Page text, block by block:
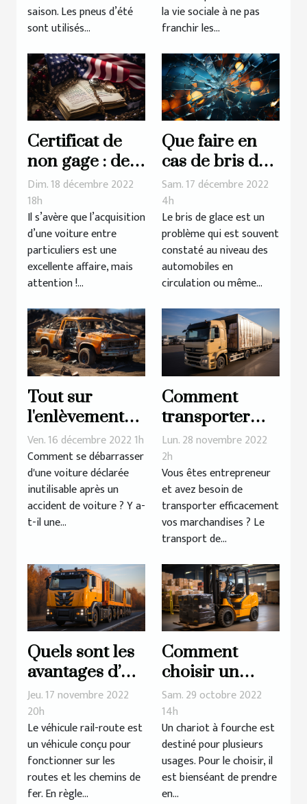
saison. Les pneus d’été
sont utilisés...
la vie sociale à ne pas
franchir les...
Certificat de
non gage : de
quoi s’agit-il
réellement ?
Dim. 18 décembre 2022
18h
Il s’avère que l’acquisition
d’une voiture entre
particuliers est une
excellente affaire, mais
attention !...
Que faire en
cas de bris de
glace ?
Sam. 17 décembre 2022
4h
Le bris de glace est un
problème qui est souvent
constaté au niveau des
automobiles en
circulation ou même...
Tout sur
l'enlèvement
des épaves
Ven. 16 décembre 2022 1h
Comment se débarrasser
d'une voiture déclarée
inutilisable après un
accident de voiture ? Y a-
t-il une...
Comment
transporter
efficacement
les
marchandises
?
Lun. 28 novembre 2022
2h
Vous êtes entrepreneur
et avez besoin de
transporter efficacement
vos marchandises ? Le
transport de...
Quels sont les
avantages d’un
véhicule rail-
route ?
Jeu. 17 novembre 2022
20h
Le véhicule rail-route est
un véhicule conçu pour
fonctionner sur les
routes et les chemins de
fer. En règle...
Comment
choisir un
chariot à
fourche ?
Sam. 29 octobre 2022
14h
Un chariot à fourche est
destiné pour plusieurs
usages. Pour le choisir, il
est bienséant de prendre
en...